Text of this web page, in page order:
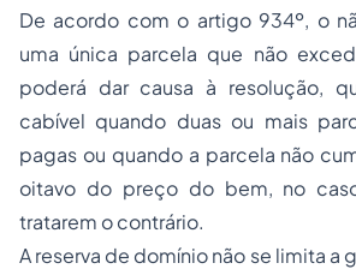
De acordo com o artigo 934º, o
uma única parcela que não
poderá dar causa à resolução,
cabível quando duas ou mais
pagas ou quando a parcela não
oitavo do preço do bem, no
tratarem o contrário.
A reserva de domínio não se limita a